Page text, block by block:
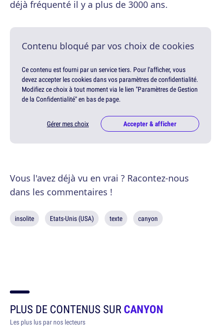
déjà fréquenté il y a plus de 3000 ans.
Contenu bloqué par vos choix de cookies
Ce contenu est fourni par un service tiers. Pour l'afficher, vous
devez accepter les cookies dans vos paramètres de confidentialité.
Modifiez ce choix à tout moment via le lien "Paramètres de Gestion
de la Confidentialité" en bas de page.
Gérer mes choix Accepter & afficher
Vous l'avez déjà vu en vrai ? Racontez-nous
dans les commentaires !
insolite Etats-Unis (USA) texte canyon
PLUS DE CONTENUS SURCANYON
Les plus lus par nos lecteurs